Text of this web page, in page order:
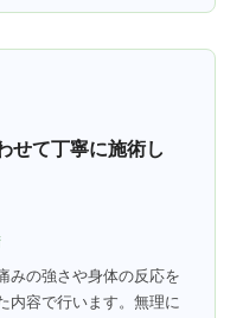
せて丁寧に施術し
みの強さや身体の反応を
内容で行います。無理に